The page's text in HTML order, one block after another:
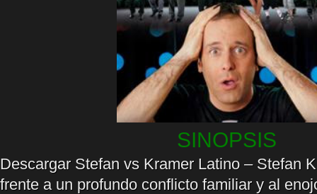
SINOPSIS
Descargar Stefan vs Kramer Latino – Stefan
frente a un profundo conflicto familiar y al